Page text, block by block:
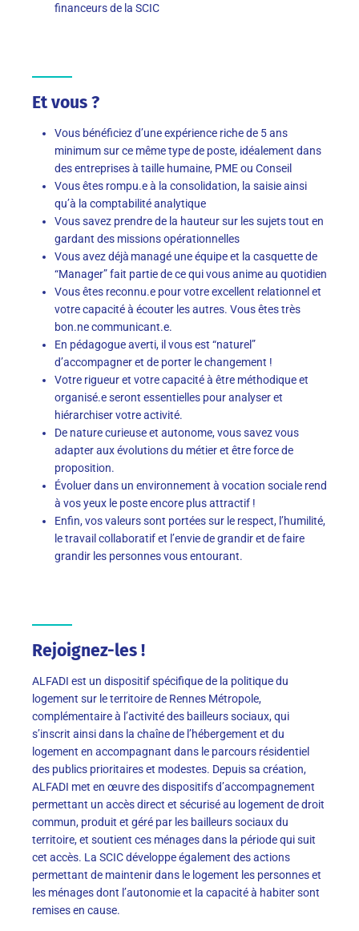
financeurs de la SCIC
Et vous ?
Vous bénéficiez d’une expérience riche de 5 ans
minimum sur ce même type de poste, idéalement dans
des entreprises à taille humaine, PME ou Conseil
Vous êtes rompu.e à la consolidation, la saisie ainsi
qu’à la comptabilité analytique
Vous savez prendre de la hauteur sur les sujets tout en
gardant des missions opérationnelles
Vous avez déjà managé une équipe et la casquette de
“Manager” fait partie de ce qui vous anime au quotidien
Vous êtes reconnu.e pour votre excellent relationnel et
votre capacité à écouter les autres. Vous êtes très
bon.ne communicant.e.
En pédagogue averti, il vous est “naturel”
d’accompagner et de porter le changement !
Votre rigueur et votre capacité à être méthodique et
organisé.e seront essentielles pour analyser et
hiérarchiser votre activité.
De nature curieuse et autonome, vous savez vous
adapter aux évolutions du métier et être force de
proposition.
Évoluer dans un environnement à vocation sociale rend
à vos yeux le poste encore plus attractif !
Enfin, vos valeurs sont portées sur le respect, l’humilité,
le travail collaboratif et l’envie de grandir et de faire
grandir les personnes vous entourant.
Rejoignez-les !
ALFADI est un dispositif spécifique de la politique du
logement sur le territoire de Rennes Métropole,
complémentaire à l’activité des bailleurs sociaux, qui
s’inscrit ainsi dans la chaîne de l’hébergement et du
logement en accompagnant dans le parcours résidentiel
des publics prioritaires et modestes. Depuis sa création,
ALFADI met en œuvre des dispositifs d’accompagnement
permettant un accès direct et sécurisé au logement de droit
commun, produit et géré par les bailleurs sociaux du
territoire, et soutient ces ménages dans la période qui suit
cet accès. La SCIC développe également des actions
permettant de maintenir dans le logement les personnes et
les ménages dont l’autonomie et la capacité à habiter sont
remises en cause.